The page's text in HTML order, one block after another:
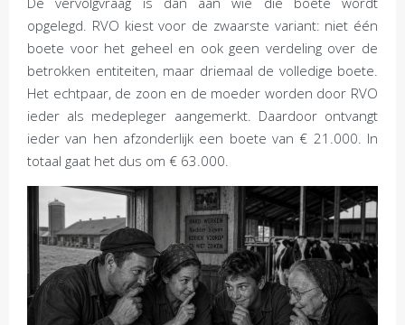
opgelegd. RVO kiest voor de zwaarste variant: niet één
boete voor het geheel en ook geen verdeling over de
betrokken entiteiten, maar driemaal de volledige boete.
Het echtpaar, de zoon en de moeder worden door RVO
ieder als medepleger aangemerkt. Daardoor ontvangt
ieder van hen afzonderlijk een boete van € 21.000. In
totaal gaat het dus om € 63.000.